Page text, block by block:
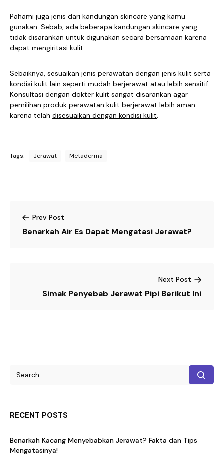
Pahami juga jenis dari kandungan skincare yang kamu
gunakan. Sebab, ada beberapa kandungan skincare yang
tidak disarankan untuk digunakan secara bersamaan karena
dapat mengiritasi kulit.
Sebaiknya, sesuaikan jenis perawatan dengan jenis kulit serta
kondisi kulit lain seperti mudah berjerawat atau lebih sensitif.
Konsultasi dengan dokter kulit sangat disarankan agar
pemilihan produk perawatan kulit berjerawat lebih aman
karena telah disesuaikan dengan kondisi kulit.
Tags: Jerawat Metaderma
Prev Post
Benarkah Air Es Dapat Mengatasi Jerawat?
Next Post
Simak Penyebab Jerawat Pipi Berikut Ini
RECENT POSTS
Benarkah Kacang Menyebabkan Jerawat? Fakta dan Tips
Mengatasinya!